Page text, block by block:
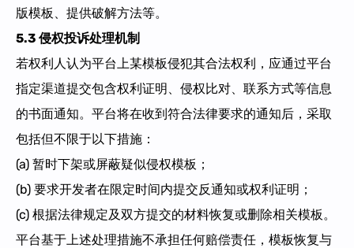
版模板、提供破解方法等。
5.3 侵权投诉处理机制
若权利人认为平台上某模板侵犯其合法权利，应通过平台
指定渠道提交包含权利证明、侵权比对、联系方式等信息
的书面通知。平台将在收到符合法律要求的通知后，采取
包括但不限于以下措施：
(a) 暂时下架或屏蔽疑似侵权模板；
(b) 要求开发者在限定时间内提交反通知或权利证明；
(c) 根据法律规定及双方提交的材料恢复或删除相关模板。
平台基于上述处理措施不承担任何赔偿责任，模板恢复与